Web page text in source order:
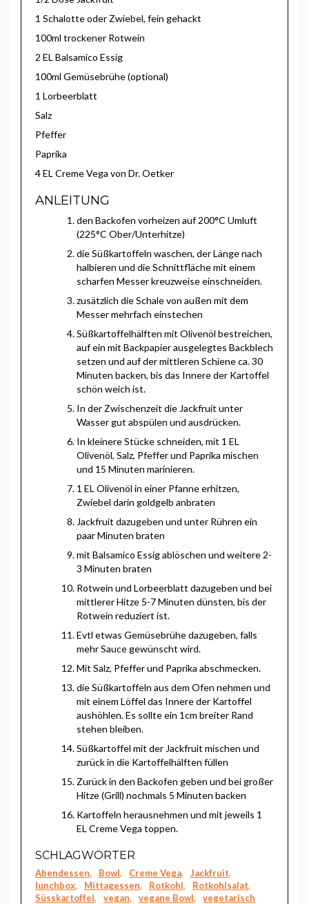
1 Schalotte oder Zwiebel, fein gehackt
100ml trockener Rotwein
2 EL Balsamico Essig
100ml Gemüsebrühe (optional)
1 Lorbeerblatt
Salz
Pfeffer
Paprika
4 EL Creme Vega von Dr. Oetker
ANLEITUNG
den Backofen vorheizen auf 200°C Umluft
(225°C Ober/Unterhitze)
die Süßkartoffeln waschen, der Länge nach
halbieren und die Schnittfläche mit einem
scharfen Messer kreuzweise einschneiden.
zusätzlich die Schale von außen mit dem
Messer mehrfach einstechen
Süßkartoffelhälften mit Olivenöl bestreichen,
auf ein mit Backpapier ausgelegtes Backblech
setzen und auf der mittleren Schiene ca. 30
Minuten backen, bis das Innere der Kartoffel
schön weich ist.
In der Zwischenzeit die Jackfruit unter
Wasser gut abspülen und ausdrücken.
In kleinere Stücke schneiden, mit 1 EL
Olivenöl, Salz, Pfeffer und Paprika mischen
und 15 Minuten marinieren.
1 EL Olivenöl in einer Pfanne erhitzen,
Zwiebel darin goldgelb anbraten
Jackfruit dazugeben und unter Rühren ein
paar Minuten braten
mit Balsamico Essig ablöschen und weitere 2-
3 Minuten braten
Rotwein und Lorbeerblatt dazugeben und bei
mittlerer Hitze 5-7 Minuten dünsten, bis der
Rotwein reduziert ist.
Evtl etwas Gemüsebrühe dazugeben, falls
mehr Sauce gewünscht wird.
Mit Salz, Pfeffer und Paprika abschmecken.
die Süßkartoffeln aus dem Ofen nehmen und
mit einem Löffel das Innere der Kartoffel
aushöhlen. Es sollte ein 1cm breiter Rand
stehen bleiben.
Süßkartoffel mit der Jackfruit mischen und
zurück in die Kartoffelhälften füllen
Zurück in den Backofen geben und bei großer
Hitze (Grill) nochmals 5 Minuten backen
Kartoffeln herausnehmen und mit jeweils 1
EL Creme Vega toppen.
SCHLAGWÖRTER
Abendessen, Bowl, Creme Vega, Jackfruit,
lunchbox, Mittagessen, Rotkohl, Rotkohlsalat,
Süsskartoffel, vegan, vegane Bowl, vegetarisch